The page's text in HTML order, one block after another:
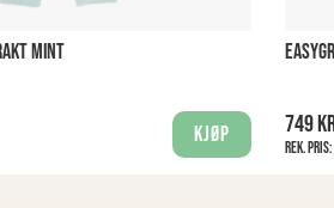
MINT
Kjøp 749
Rek. pris: